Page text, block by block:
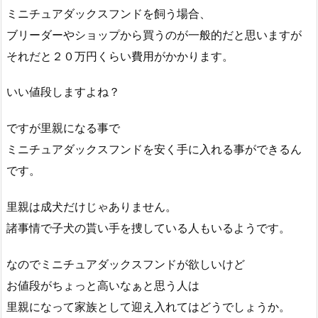
ミニチュアダックスフンドを飼う場合、
ブリーダーやショップから買うのが一般的だと思いますが
それだと２０万円くらい費用がかかります。
いい値段しますよね？
ですが里親になる事で
ミニチュアダックスフンドを安く手に入れる事ができるん
です。
里親は成犬だけじゃありません。
諸事情で子犬の貰い手を捜している人もいるようです。
なのでミニチュアダックスフンドが欲しいけど
お値段がちょっと高いなぁと思う人は
里親になって家族として迎え入れてはどうでしょうか。